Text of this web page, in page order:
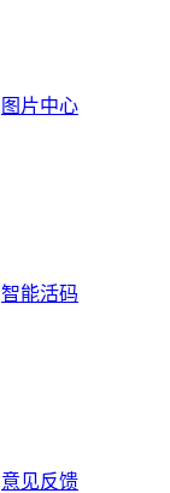
图片中心
智能活码
意见反馈